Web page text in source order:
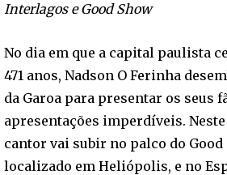
Interlagos e Good Show
No dia em que a capital paulista
471 anos, Nadson O Ferinha
da Garoa para presentar os seus
apresentações imperdíveis. Neste
cantor vai subir no palco do Good
localizado em Heliópolis, e no